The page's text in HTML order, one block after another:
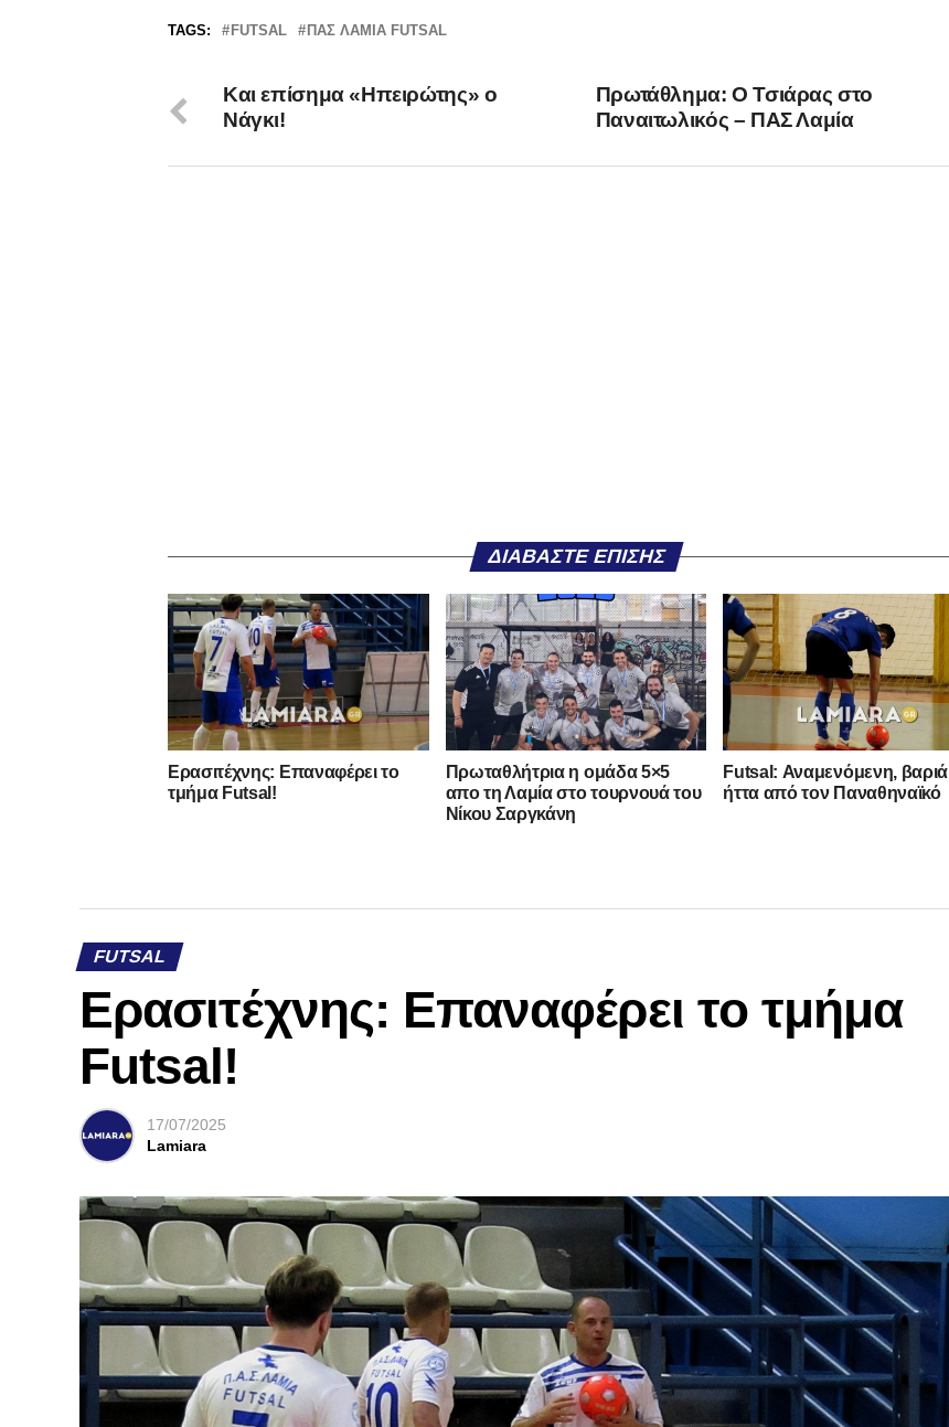
TAGS: FUTSAL ΠΑΣ ΛΑΜΙΑ FUTSAL
Πρωτάθλημα: Ο Τσιάρας στο
Παναιτωλικός – ΠΑΣ Λαμία
Και επίσημα «Ηπειρώτης» ο
Νάγκι!
ΔΙΑΒΆΣΤΕ ΕΠΊΣΗΣ
Ερασιτέχνης: Επαναφέρει το
τμήμα Futsal!
Πρωταθλήτρια η ομάδα 5×5
απο τη Λαμία στο τουρνουά του
Νίκου Σαργκάνη
Futsal: Αναμενόμενη, βαριά
ήττα από τον Παναθηναϊκό
FUTSAL
Ερασιτέχνης: Επαναφέρει το τμήμα
Futsal!
17/07/2025
Lamiara